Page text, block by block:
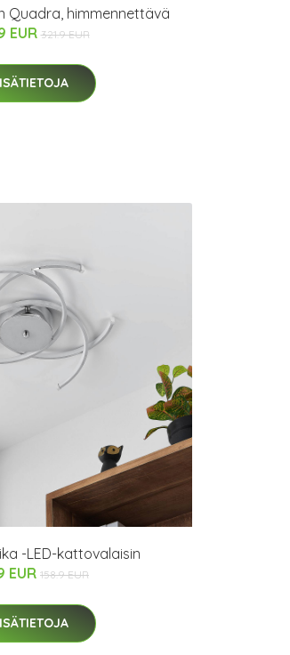
Quadra, himmennettävä
EUR 321.9 EUR
-LED-kattovalaisin
EUR 158.9 EUR